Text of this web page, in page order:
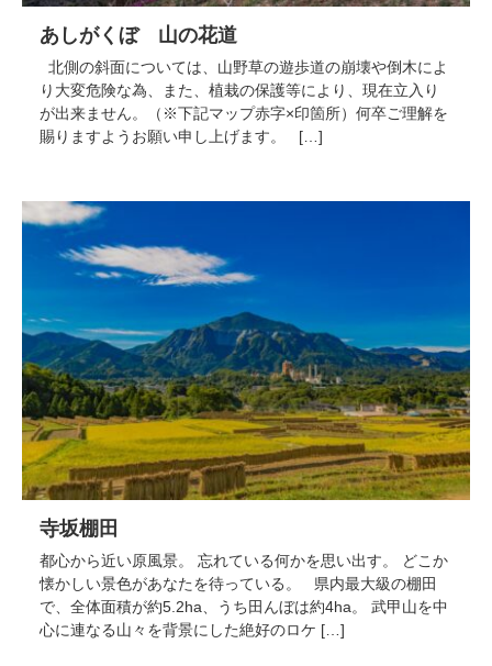
あしがくぼ 山の花道
北側の斜面については、山野草の遊歩道の崩壊や倒木によ
り大変危険な為、また、植栽の保護等により、現在立入り
が出来ません。（※下記マップ赤字×印箇所）何卒ご理解を
賜りますようお願い申し上げます。 […]
寺坂棚田
都心から近い原風景。 忘れている何かを思い出す。 どこか
懐かしい景色があなたを待っている。 県内最大級の棚田
で、全体面積が約5.2ha、うち田んぼは約4ha。 武甲山を中
心に連なる山々を背景にした絶好のロケ […]